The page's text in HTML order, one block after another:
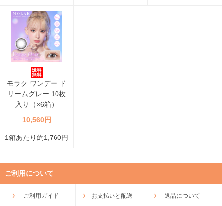
モラク ワンデー ド
リームグレー 10枚
入り（×6箱）
10,560円
1箱あたり約1,760円
ご利用について
ご利用ガイド お支払いと配送 返品について